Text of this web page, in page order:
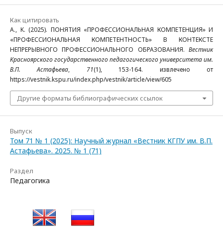
Как цитировать
A., K. (2025). ПОНЯТИЯ «ПРОФЕССИОНАЛЬНАЯ КОМПЕТЕНЦИЯ» И
«ПРОФЕССИОНАЛЬНАЯ КОМПЕТЕНТНОСТЬ» В КОНТЕКСТЕ
НЕПРЕРЫВНОГО ПРОФЕССИОНАЛЬНОГО ОБРАЗОВАНИЯ. Вестник
Красноярского государственного педагогического университета им.
В.П. Астафьева, 71(1), 153-164. извлечено от
https://vestnik.kspu.ru/index.php/vestnik/article/view/605
Другие форматы библиографических ссылок
Выпуск
Том 71 № 1 (2025): Научный журнал «Вестник КГПУ им. В.П.
Астафьева». 2025. № 1 (71)
Раздел
Педагогика